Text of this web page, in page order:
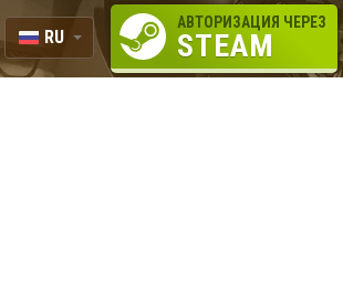
RU
EN
АВТОРИЗАЦИЯ ЧЕРЕЗ
STEAM